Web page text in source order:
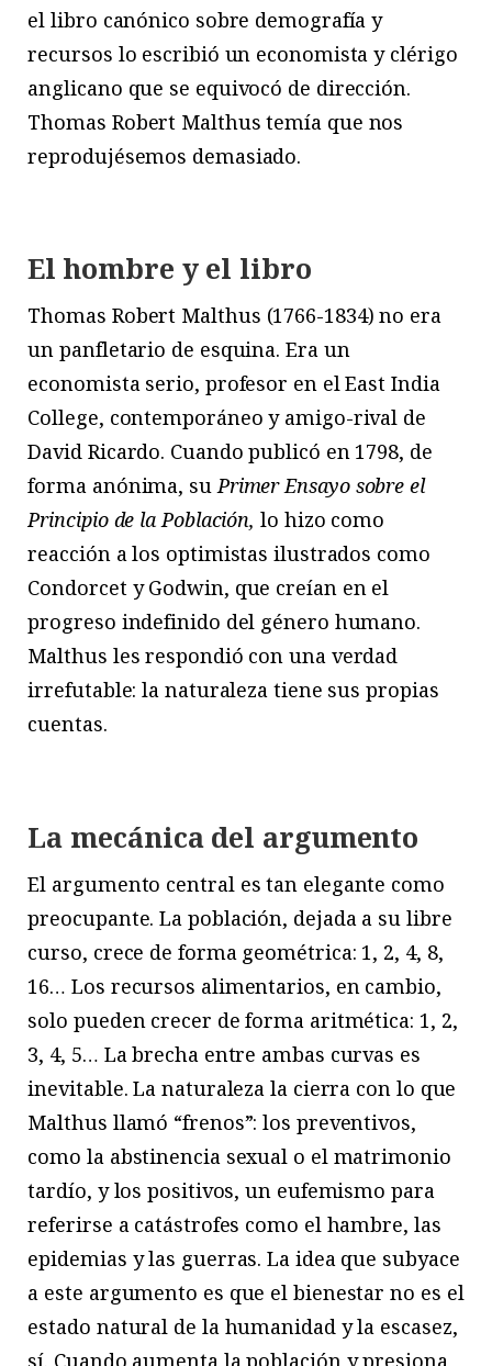
el libro canónico sobre demografía y
recursos lo escribió un economista y clérigo
anglicano que se equivocó de dirección.
Thomas Robert Malthus temía que nos
reprodujésemos demasiado.
El hombre y el libro
Thomas Robert Malthus (1766-1834) no era
un panfletario de esquina. Era un
economista serio, profesor en el East India
College, contemporáneo y amigo-rival de
David Ricardo. Cuando publicó en 1798, de
forma anónima, suPrimer Ensayo sobre el
Principio de la Población, lo hizo como
reacción a los optimistas ilustrados como
Condorcet y Godwin, que creían en el
progreso indefinido del género humano.
Malthus les respondió con una verdad
irrefutable: la naturaleza tiene sus propias
cuentas.
La mecánica del argumento
El argumento central es tan elegante como
preocupante. La población, dejada a su libre
curso, crece de forma geométrica: 1, 2, 4, 8,
16… Los recursos alimentarios, en cambio,
solo pueden crecer de forma aritmética: 1, 2,
3, 4, 5… La brecha entre ambas curvas es
inevitable. La naturaleza la cierra con lo que
Malthus llamó “frenos”: los preventivos,
como la abstinencia sexual o el matrimonio
tardío, y los positivos, un eufemismo para
referirse a catástrofes como el hambre, las
epidemias y las guerras. La idea que subyace
a este argumento es que el bienestar no es el
estado natural de la humanidad y la escasez,
sí. Cuando aumenta la población y presiona